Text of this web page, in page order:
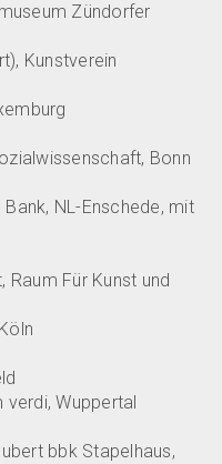
Zündorfer
Kunstverein
Bonn
NL-Enschede, mit
Raum Für Kunst und
verdi, Wuppertal
bbk Stapelhaus,